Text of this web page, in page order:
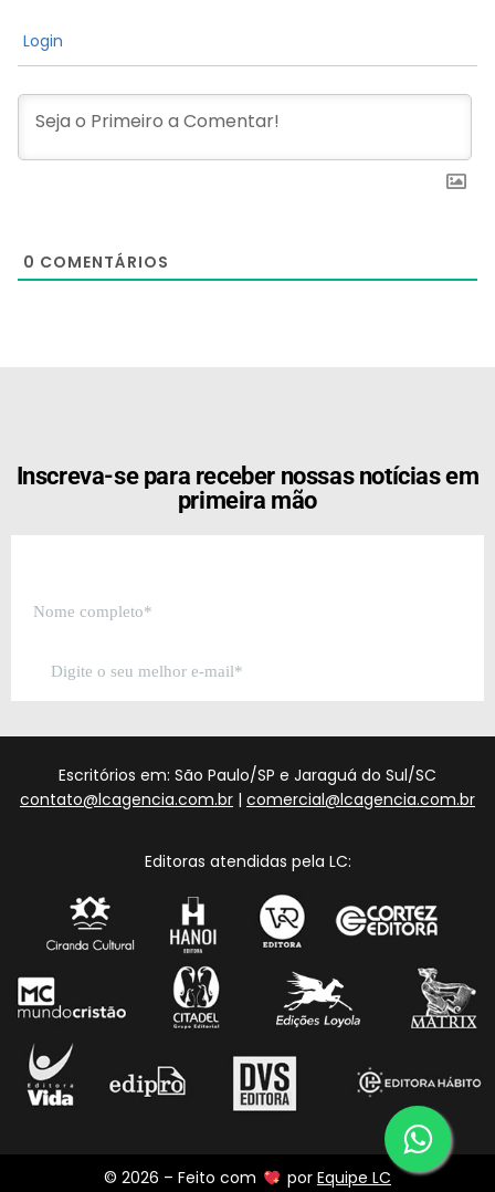
Login
0 COMENTÁRIOS
Inscreva-se para receber nossas notícias em
primeira mão
Escritórios em: São Paulo/SP e Jaraguá do Sul/SC
contato@lcagencia.com.br | comercial@lcagencia.com.br
Editoras atendidas pela LC:
© 2026 – Feito com por Equipe LC